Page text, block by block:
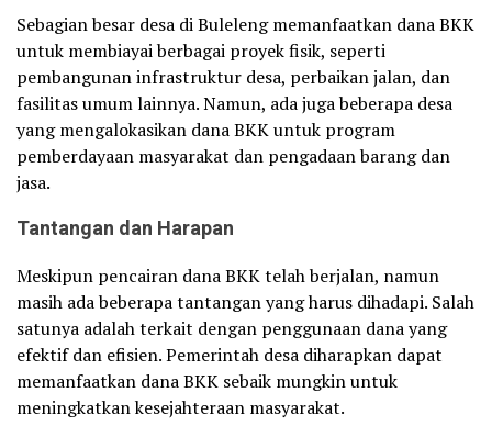
Sebagian besar desa di Buleleng memanfaatkan dana BKK
untuk membiayai berbagai proyek fisik, seperti
pembangunan infrastruktur desa, perbaikan jalan, dan
fasilitas umum lainnya. Namun, ada juga beberapa desa
yang mengalokasikan dana BKK untuk program
pemberdayaan masyarakat dan pengadaan barang dan
jasa.
Tantangan dan Harapan
Meskipun pencairan dana BKK telah berjalan, namun
masih ada beberapa tantangan yang harus dihadapi. Salah
satunya adalah terkait dengan penggunaan dana yang
efektif dan efisien. Pemerintah desa diharapkan dapat
memanfaatkan dana BKK sebaik mungkin untuk
meningkatkan kesejahteraan masyarakat.